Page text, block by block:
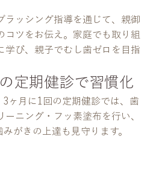
ラッシング指導を通じて、親御
コツをお伝え。家庭でも取り組
学び、親子でむし歯ゼロを目指
定期健診で習慣化
3ヶ月に1回の定期健診では、歯
ーニング・フッ素塗布を行い、
がきの上達も見守ります。